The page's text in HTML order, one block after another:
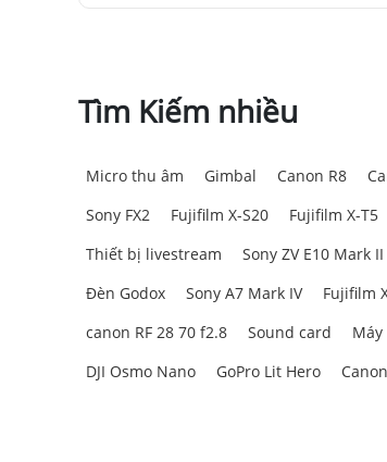
Tìm Kiếm nhiều
Micro thu âm Gimbal Canon R8
Sony FX2
Fujifilm X-S20 Fujifilm X-T5
Thiết bị livestream
Sony ZV E10 Mark II
Đèn Godox
Sony A7 Mark IV Fujifilm
canon RF 28 70 f2.8
Sound card
DJI Osmo Nano
GoPro Lit Hero